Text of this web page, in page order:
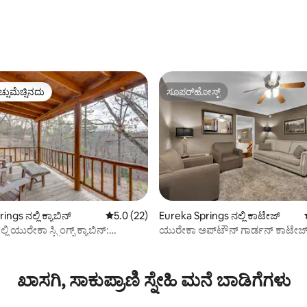
102 ವಿಮರ್ಶೆಗಳು
ನಲ್ಲಿ ಕ್ಯಾಬಿನ್ 5 ರಲ್ಲಿ 5.0 ಸರಾಸರಿ ರೇಟಿಂಗ್, 22 ವಿಮರ್ಶೆಗಳು
5.0 (22)
ಯುರೇಕಾ ಸ್ಪ್ರಿಂಗ್ಸ್ ಕ್ಯಾಬಿನ್:
ಸೂಪರ್‌ಹೋಸ್ಟ್
ಸೂಪರ್‌ಹೋಸ್ಟ್
Eureka Springs ನಲ್ಲಿ ಕಾಟೇಜ್
ಯುರೇಕಾ ಅಪ್‌ಟೌನ್ ಗಾರ್ಡನ್
ಖಾಸಗಿ, ಸಾಕುಪ್ರಾಣಿ ಸ್ನೇಹಿ ಮನೆ ಬಾಡಿಗೆಗಳು